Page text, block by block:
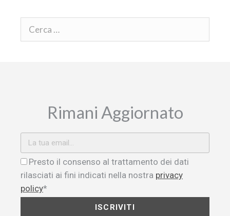
Rimani Aggiornato
Presto il consenso al trattamento dei dati
rilasciati ai fini indicati nella nostra privacy
policy*
ISCRIVITI